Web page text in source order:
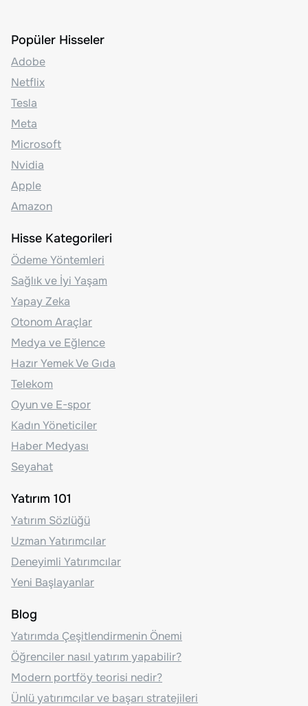
Popüler Hisseler
Adobe
Netflix
Tesla
Meta
Microsoft
Nvidia
Apple
Amazon
Hisse Kategorileri
Ödeme Yöntemleri
Sağlık ve İyi Yaşam
Yapay Zeka
Otonom Araçlar
Medya ve Eğlence
Hazır Yemek Ve Gıda
Telekom
Oyun ve E-spor
Kadın Yöneticiler
Haber Medyası
Seyahat
Yatırım 101
Yatırım Sözlüğü
Uzman Yatırımcılar
Deneyimli Yatırımcılar
Yeni Başlayanlar
Blog
Yatırımda Çeşitlendirmenin Önemi
Öğrenciler nasıl yatırım yapabilir?
Modern portföy teorisi nedir?
Ünlü yatırımcılar ve başarı stratejileri